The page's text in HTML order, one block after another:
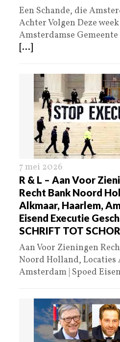
Een Schande, die
Achter Volgen Deze
Amsterdamse
[...]
7 mei 2026
R & L – Aan Voor
Recht Bank Noord
Alkmaar, Haarlem,
Eisend Executie
SCHRIFT TOT
Aan Voor Zieningen
Noord Holland, Locaties
Amsterdam | Spoed